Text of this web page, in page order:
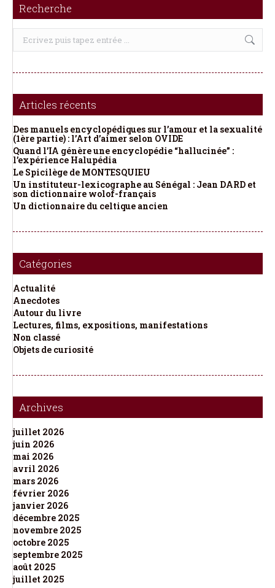
Recherche
Recherche
Articles récents
Des manuels encyclopédiques sur l’amour et la sexualité
(1ère partie) : l’Art d’aimer selon OVIDE
Quand l’IA génère une encyclopédie “hallucinée” :
l’expérience Halupédia
Le Spicilège de MONTESQUIEU
Un instituteur-lexicographe au Sénégal : Jean DARD et
son dictionnaire wolof-français
Un dictionnaire du celtique ancien
Catégories
Actualité
Anecdotes
Autour du livre
Lectures, films, expositions, manifestations
Non classé
Objets de curiosité
Archives
juillet 2026
juin 2026
mai 2026
avril 2026
mars 2026
février 2026
janvier 2026
décembre 2025
novembre 2025
octobre 2025
septembre 2025
août 2025
juillet 2025